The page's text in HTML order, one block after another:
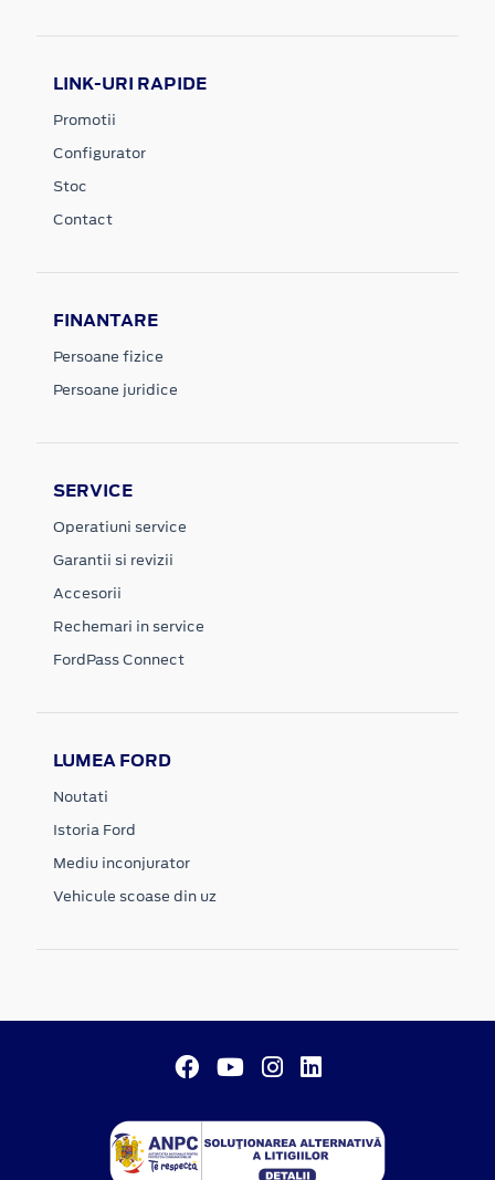
LINK-URI RAPIDE
Promotii
Configurator
Stoc
Contact
FINANTARE
Persoane fizice
Persoane juridice
SERVICE
Operatiuni service
Garantii si revizii
Accesorii
Rechemari in service
FordPass Connect
LUMEA FORD
Noutati
Istoria Ford
Mediu inconjurator
Vehicule scoase din uz